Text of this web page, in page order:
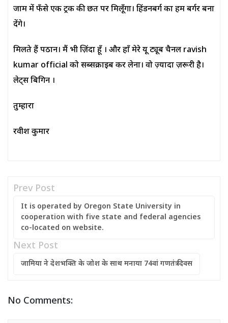
जाम में फँसे एक ट्रक की छत पर मिलूँगा। हिंडनबर्ग का हम बर्गर बना
देंगे।
मिलते हैं पठान। मैं भी ज़िंदा हूँ । और हाँ मेरे यू ट्यूब चैनल ravish
kumar official को सब्सक्राइब कर लेना। वो ज़्यादा ज़रूरी है।
लेट्स बिगिन ।
तुम्हारा
रवीश कुमार
Prev Post
It is operated by Oregon State University in
cooperation with five state and federal agencies
co-located on website.
Next Post
जामिया ने देशभक्ति के जोश के साथ मनाया 74वां गणतंत्र दिवस
No Comments: